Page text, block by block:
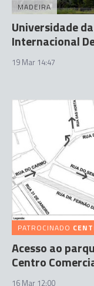
MADEIRA
Universidade
Internacional
19 Mar 14:47
PATROCINADO
Acesso ao
Centro
16 Mar 12:00